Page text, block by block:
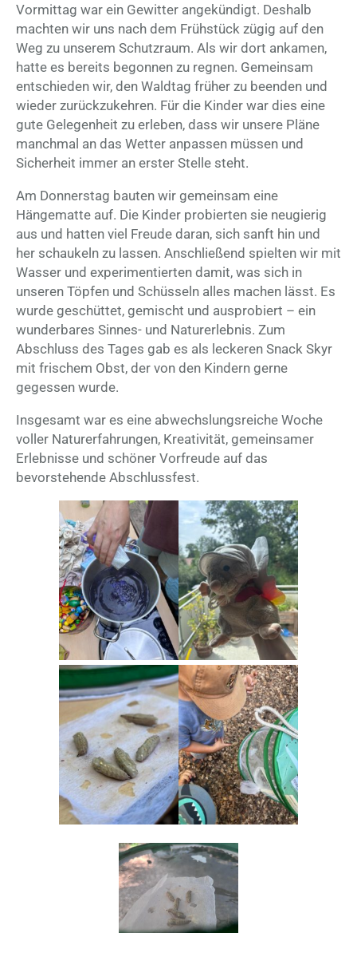
Vormittag war ein Gewitter angekündigt. Deshalb
machten wir uns nach dem Frühstück zügig auf den
Weg zu unserem Schutzraum. Als wir dort ankamen,
hatte es bereits begonnen zu regnen. Gemeinsam
entschieden wir, den Waldtag früher zu beenden und
wieder zurückzukehren. Für die Kinder war dies eine
gute Gelegenheit zu erleben, dass wir unsere Pläne
manchmal an das Wetter anpassen müssen und
Sicherheit immer an erster Stelle steht.
Am Donnerstag bauten wir gemeinsam eine
Hängematte auf. Die Kinder probierten sie neugierig
aus und hatten viel Freude daran, sich sanft hin und
her schaukeln zu lassen. Anschließend spielten wir mit
Wasser und experimentierten damit, was sich in
unseren Töpfen und Schüsseln alles machen lässt. Es
wurde geschüttet, gemischt und ausprobiert – ein
wunderbares Sinnes- und Naturerlebnis. Zum
Abschluss des Tages gab es als leckeren Snack Skyr
mit frischem Obst, der von den Kindern gerne
gegessen wurde.
Insgesamt war es eine abwechslungsreiche Woche
voller Naturerfahrungen, Kreativität, gemeinsamer
Erlebnisse und schöner Vorfreude auf das
bevorstehende Abschlussfest.